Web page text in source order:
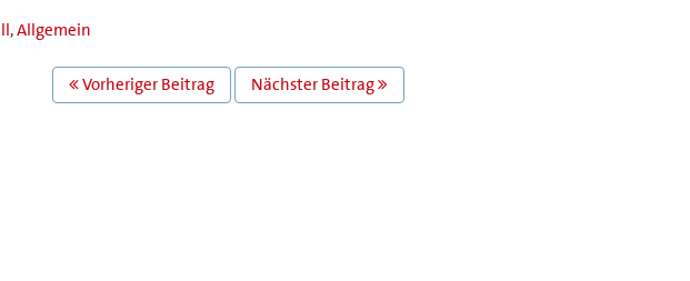
,Allgemein
Vorheriger Beitrag Nächster Beitrag